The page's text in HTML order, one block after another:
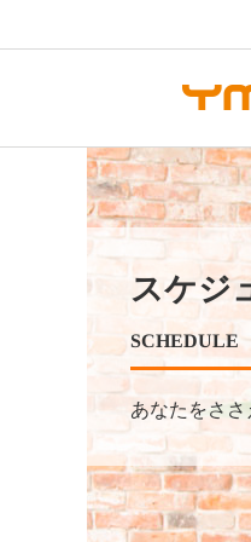
スケジ
SCHEDULE
あなたをさ